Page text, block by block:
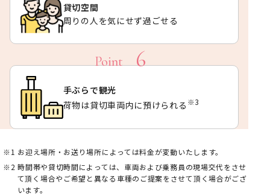
貸切空間
周りの人を気にせず過ごせる
手ぶらで観光
荷物は貸切車両内に預けられる ※3
お迎え場所・お送り場所によっては料金が変動いたします。
時間帯や貸切時間によっては、車両および乗務員の現場交代をさせ
て頂く場合やご希望と異なる車種のご提案をさせて頂く場合がござ
います。